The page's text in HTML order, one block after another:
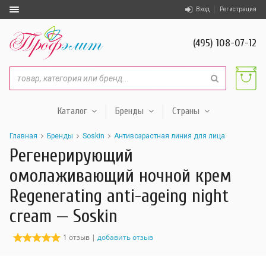
Вход Регистрация
(495) 108-07-12
Каталог Бренды Страны
Главная Бренды Soskin Антивозрастная линия для лица
Регенерирующий
омолаживающий ночной крем
Regenerating anti-ageing night
cream — Soskin
1 отзыв | добавить отзыв